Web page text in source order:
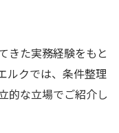
きた実務経験をもと
ルクでは、条件整理
的な立場でご紹介し